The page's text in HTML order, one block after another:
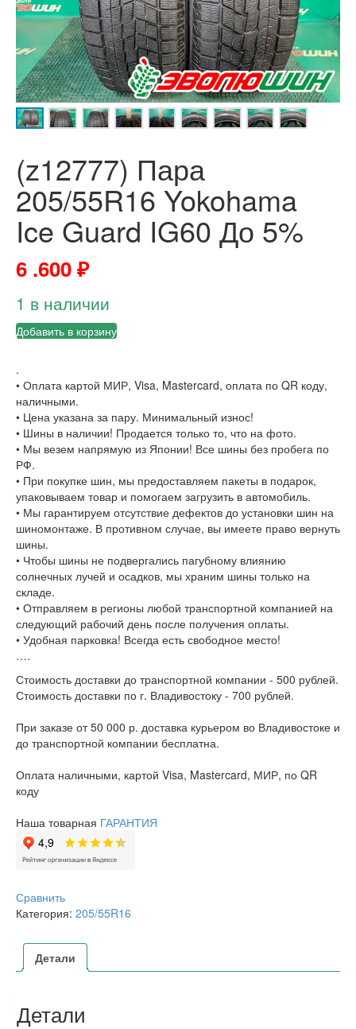
(z12777) Пара
205/55R16 Yokohama
Ice Guard IG60 До 5%
6 .600₽
1 в наличии
Добавить в корзину
.
• Оплата картой МИР, Visa, Mastercard, оплата по QR коду,
наличными.
• Цена указана за пару. Минимальный износ!
• Шины в наличии! Продается только то, что на фото.
• Мы везем напрямую из Японии! Все шины без пробега по
РФ.
• При покупке шин, мы предоставляем пакеты в подарок,
упаковываем товар и помогаем загрузить в автомобиль.
• Мы гарантируем отсутствие дефектов до установки шин на
шиномонтаже. В противном случае, вы имеете право вернуть
шины.
• Чтобы шины не подвергались пагубному влиянию
солнечных лучей и осадков, мы храним шины только на
складе.
• Отправляем в регионы любой транспортной компанией на
следующий рабочий день после получения оплаты.
• Удобная парковка! Всегда есть свободное место!
….
Стоимость доставки до транспортной компании - 500 рублей.
Стоимость доставки по г. Владивостоку - 700 рублей.
При заказе от 50 000 р. доставка курьером во Владивостоке и
до транспортной компании бесплатна.
Оплата наличными, картой Visa, Mastercard, МИР, по QR
коду
Наша товарная ГАРАНТИЯ
Сравнить
Категория: 205/55R16
Детали
Детали